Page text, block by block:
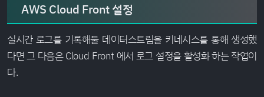
AWS Cloud Front 설정
실시간 로그를 기록해둘 데이터스트림을 키네시스를 통해 생성했
다면 그 다음은 Cloud Front 에서 로그 설정을 활성화 하는 작업이
다.